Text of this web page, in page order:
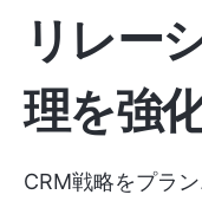
リレー
理を強
CRM戦略をプラ